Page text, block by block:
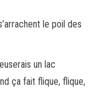
le poil des
un lac
ça fait flique, flique,